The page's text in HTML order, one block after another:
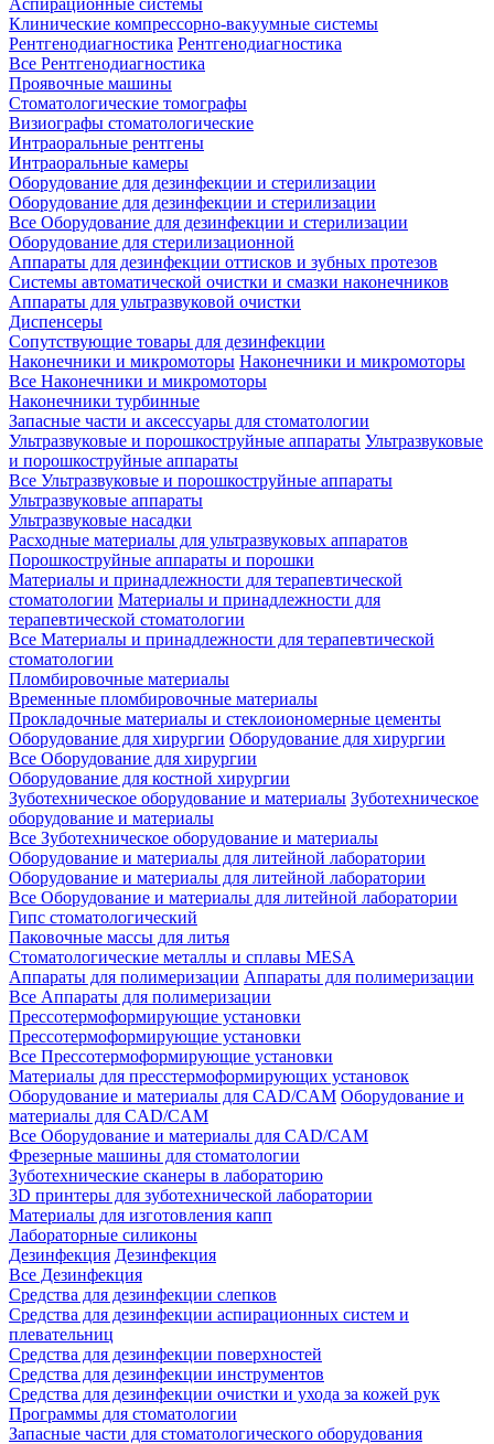
Аспирационные системы
Клинические компрессорно-вакуумные системы
Рентгенодиагностика Рентгенодиагностика
Все Рентгенодиагностика
Проявочные машины
Стоматологические томографы
Визиографы стоматологические
Интраоральные рентгены
Интраоральные камеры
Оборудование для дезинфекции и стерилизации
Оборудование для дезинфекции и стерилизации
Все Оборудование для дезинфекции и стерилизации
Оборудование для стерилизационной
Аппараты для дезинфекции оттисков и зубных протезов
Системы автоматической очистки и смазки наконечников
Аппараты для ультразвуковой очистки
Диспенсеры
Сопутствующие товары для дезинфекции
Наконечники и микромоторы Наконечники и микромоторы
Все Наконечники и микромоторы
Наконечники турбинные
Запасные части и аксессуары для стоматологии
Ультразвуковые и порошкоструйные аппараты Ультразвуковые
и порошкоструйные аппараты
Все Ультразвуковые и порошкоструйные аппараты
Ультразвуковые аппараты
Ультразвуковые насадки
Расходные материалы для ультразвуковых аппаратов
Порошкоструйные аппараты и порошки
Материалы и принадлежности для терапевтической
стоматологии Материалы и принадлежности для
терапевтической стоматологии
Все Материалы и принадлежности для терапевтической
стоматологии
Пломбировочные материалы
Временные пломбировочные материалы
Прокладочные материалы и стеклоиономерные цементы
Оборудование для хирургии Оборудование для хирургии
Все Оборудование для хирургии
Оборудование для костной хирургии
Зуботехническое оборудование и материалы Зуботехническое
оборудование и материалы
Все Зуботехническое оборудование и материалы
Оборудование и материалы для литейной лаборатории
Оборудование и материалы для литейной лаборатории
Все Оборудование и материалы для литейной лаборатории
Гипс стоматологический
Паковочные массы для литья
Стоматологические металлы и сплавы MESA
Аппараты для полимеризации Аппараты для полимеризации
Все Аппараты для полимеризации
Прессотермоформирующие установки
Прессотермоформирующие установки
Все Прессотермоформирующие установки
Материалы для пресстермоформирующих установок
Оборудование и материалы для CAD/CAM Оборудование и
материалы для CAD/CAM
Все Оборудование и материалы для CAD/CAM
Фрезерные машины для стоматологии
Зуботехнические сканеры в лабораторию
3D принтеры для зуботехнической лаборатории
Материалы для изготовления капп
Лабораторные силиконы
Дезинфекция Дезинфекция
Все Дезинфекция
Средства для дезинфекции слепков
Средства для дезинфекции аспирационных систем и
плевательниц
Средства для дезинфекции поверхностей
Средства для дезинфекции инструментов
Средства для дезинфекции очистки и ухода за кожей рук
Программы для стоматологии
Запасные части для стоматологического оборудования